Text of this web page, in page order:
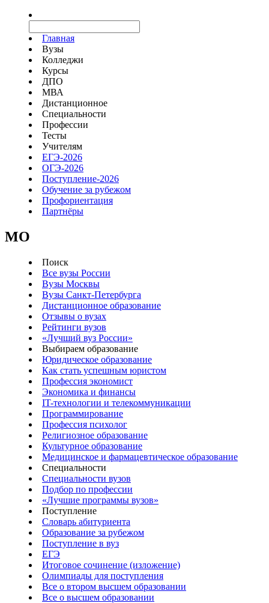
Главная
Вузы
Колледжи
Курсы
ДПО
МВА
Дистанционное
Специальности
Профессии
Тесты
Учителям
ЕГЭ-2026
ОГЭ-2026
Поступление-2026
Обучение за рубежом
Профориентация
Партнёры
MO
Поиск
Все вузы России
Вузы Москвы
Вузы Санкт-Петербурга
Дистанционное образование
Отзывы о вузах
Рейтинги вузов
«Лучший вуз России»
Выбираем образование
Юридическое образование
Как стать успешным юристом
Профессия экономист
Экономика и финансы
IT-технологии и телекоммуникации
Программирование
Профессия психолог
Религиозное образование
Культурное образование
Медицинское и фармацевтическое образование
Специальности
Специальности вузов
Подбор по профессии
«Лучшие программы вузов»
Поступление
Словарь абитуриента
Образование за рубежом
Поступление в вуз
ЕГЭ
Итоговое сочинение (изложение)
Олимпиады для поступления
Все о втором высшем образовании
Все о высшем образовании